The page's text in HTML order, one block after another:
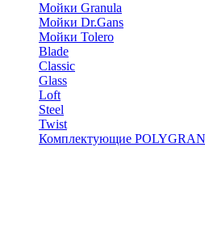
Мойки Granula
Мойки Dr.Gans
Мойки Tolero
Blade
Classic
Glass
Loft
Steel
Twist
Комплектующие